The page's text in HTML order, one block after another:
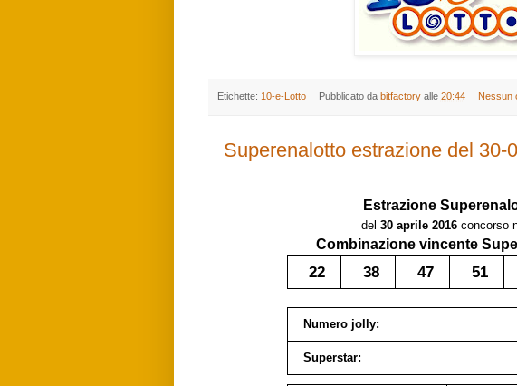
Etichette: 10-e-Lotto Pubblicato da bitfactory alle 20:44 Nessun
Superenalotto estrazione del 30-
Estrazione
del 30 aprile 2016 concorso
Combinazione vincente
22 38 47 51
Numero jolly:
Superstar: